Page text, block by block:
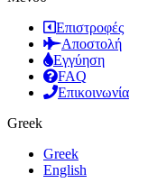
Επιστροφές
Αποστολή
Εγγύηση
FAQ
Επικοινωνία
Greek
Greek
English